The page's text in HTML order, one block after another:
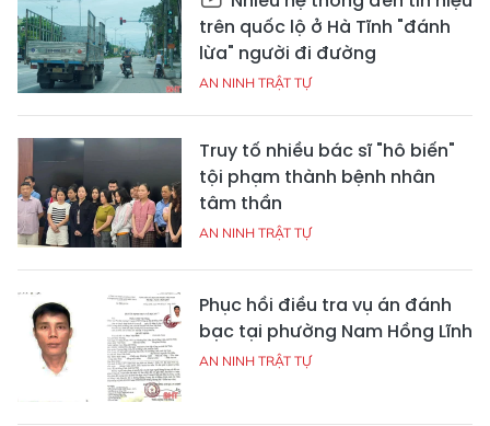
trên quốc lộ ở Hà Tĩnh "đánh
lừa" người đi đường
AN NINH TRẬT TỰ
Truy tố nhiều bác sĩ "hô biến"
tội phạm thành bệnh nhân
tâm thần
AN NINH TRẬT TỰ
Phục hồi điều tra vụ án đánh
bạc tại phường Nam Hồng Lĩnh
AN NINH TRẬT TỰ